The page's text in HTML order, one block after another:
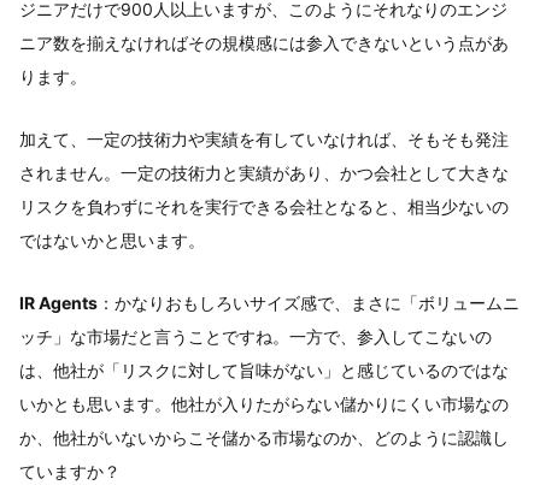
ジニアだけで900人以上いますが、このようにそれなりのエンジ
ニア数を揃えなければその規模感には参入できないという点があ
ります。
加えて、一定の技術力や実績を有していなければ、そもそも発注
されません。一定の技術力と実績があり、かつ会社として大きな
リスクを負わずにそれを実行できる会社となると、相当少ないの
ではないかと思います。
IR Agents ：かなりおもしろいサイズ感で、まさに「ボリュームニ
ッチ」な市場だと言うことですね。一方で、参入してこないの
は、他社が「リスクに対して旨味がない」と感じているのではな
いかとも思います。他社が入りたがらない儲かりにくい市場なの
か、他社がいないからこそ儲かる市場なのか、どのように認識し
ていますか？